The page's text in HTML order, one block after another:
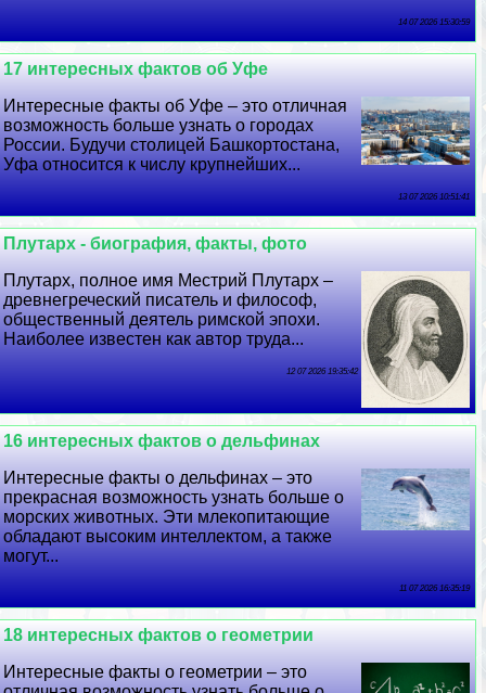
14 07 2026 15:30:59
17 интересных фактов об Уфе
Интересные факты об Уфе – это отличная
возможность больше узнать о городах
России. Будучи столицей Башкортостана,
Уфа относится к числу крупнейших...
13 07 2026 10:51:41
Плутарх - биография, факты, фото
Плутарх, полное имя Местрий Плутарх –
древнегреческий писатель и философ,
общественный деятель римской эпохи.
Наиболее известен как автор труда...
12 07 2026 19:35:42
16 интересных фактов о дельфинах
Интересные факты о дельфинах – это
прекрасная возможность узнать больше о
морских животных. Эти млекопитающие
обладают высоким интеллектом, а также
могут...
11 07 2026 16:35:19
18 интересных фактов о геометрии
Интересные факты о геометрии – это